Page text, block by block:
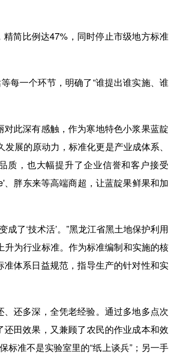
简比例达47%，同时停止市级地方标准
每一个环节，明确了“谁提出谁实施、谁
此深有感触，作为寒地特色小浆果蓝靛
展的原动力，标准化更是产业成体系、
质，也大幅提升了企业信誉和客户接受
胖东来等高端商超，让蓝靛果鲜果和加
了‘技术活’。”黑龙江省黑土地保护利用
升为行业标准。作为标准编制和实施的核
体系日益规范，指导生产的针对性和实
还多深，全凭老经验。通过多地多点次
田效果，又兼顾了农民的作业成本和效
标准不是实验室里的“纸上谈兵”；另一手